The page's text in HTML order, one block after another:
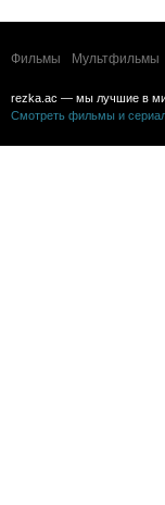
Фильмы Мультфильмы
rezka.ac — мы лучшие в
Смотреть фильмы и